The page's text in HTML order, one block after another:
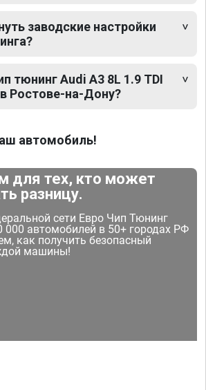
заводские настройки
тюнинг Audi A3 8L 1.9 TDI
Ростове-на-Дону?
автомобиль!
для тех, кто может
разницу.
сети Евро Чип Тюнинг
000 автомобилей в 50+ городах РФ
как получить безопасный
машины!